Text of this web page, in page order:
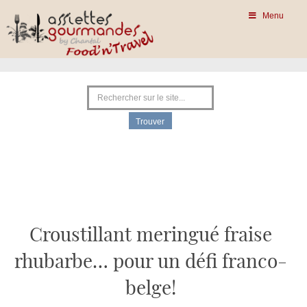
Menu
Croustillant meringué fraise
rhubarbe… pour un défi franco-
belge!